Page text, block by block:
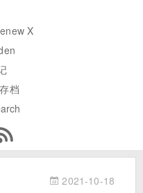
X
存档
2021-10-18